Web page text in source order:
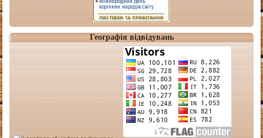
Географія відвідувань